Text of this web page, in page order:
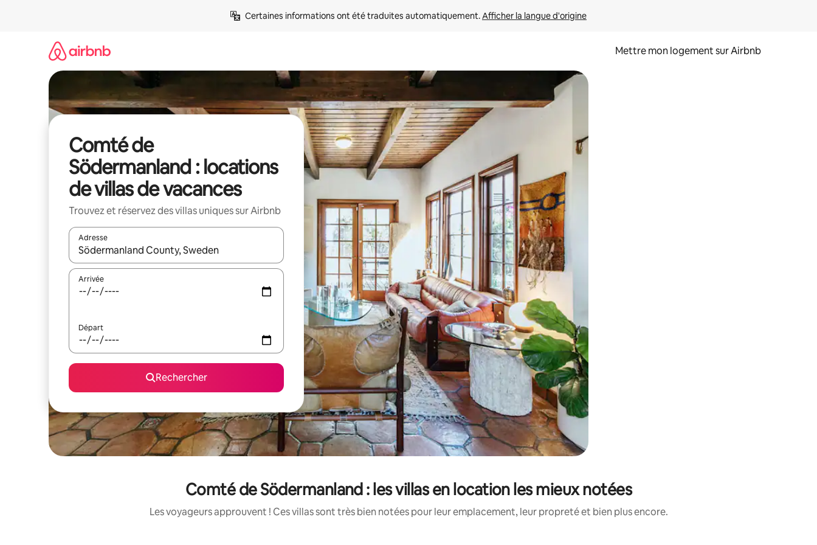
Certaines informations ont été traduites automatiquement. Afficher la langue d'origine
Mettre mon logement sur Airbnb
Comté de
Södermanland : locations
de villas de vacances
Trouvez et réservez des villas uniques sur Airbnb
Adresse
Lorsque les résultats s'affichent, utilisez les flèches vers le haut et vers le bas pour les parcourir ou en appuyant et en faisant glisser.
Arrivée
Départ
Rechercher
Comté de Södermanland : les villas en location les mieux notées
Les voyageurs approuvent ! Ces villas sont très bien notées pour leur emplacement, leur propreté et bien plus encore.